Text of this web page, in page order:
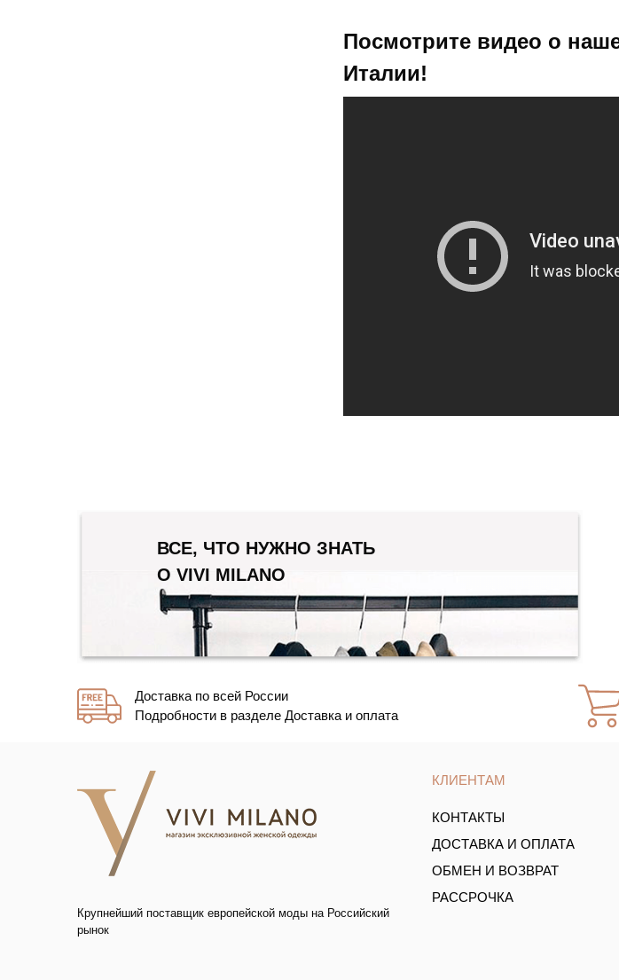
Посмотрите видео о
Италии!
ВСЕ, ЧТО НУЖНО ЗНАТЬ
О VIVI MILANO
Доставка по всей России
Подробности в разделе Доставка и оплата
Крупнейший поставщик европейской моды на Российский
рынок
КЛИЕНТАМ
КОНТАКТЫ
ДОСТАВКА И ОПЛАТА
ОБМЕН И ВОЗВРАТ
РАССРОЧКА